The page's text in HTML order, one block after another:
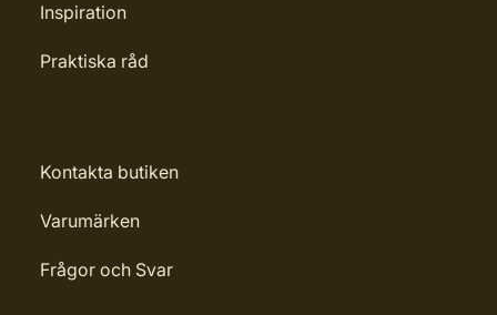
Inspiration
Praktiska råd
Kontakta butiken
Varumärken
Frågor och Svar